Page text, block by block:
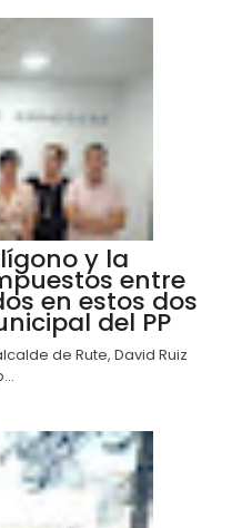
y la
entre
en estos dos
del PP
de Rute, David Ruiz